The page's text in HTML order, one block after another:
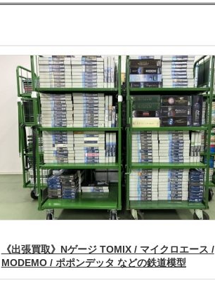
《出張買取》Nゲージ TOMIX / マイクロエース /
MODEMO / ポポンデッタ などの鉄道模型